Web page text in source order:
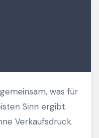
was für
Sinn ergibt.
Verkaufsdruck.